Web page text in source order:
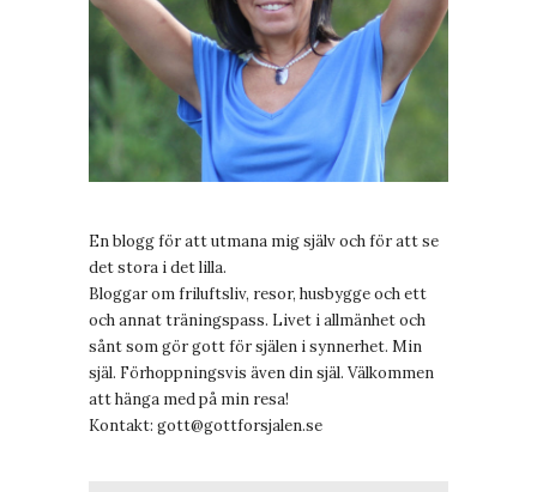
En blogg för att utmana mig själv och för att se
det stora i det lilla.
Bloggar om friluftsliv, resor, husbygge och ett
och annat träningspass. Livet i allmänhet och
sånt som gör gott för själen i synnerhet. Min
själ. Förhoppningsvis även din själ. Välkommen
att hänga med på min resa!
Kontakt: gott@gottforsjalen.se